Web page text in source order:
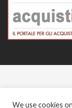
We use cookies